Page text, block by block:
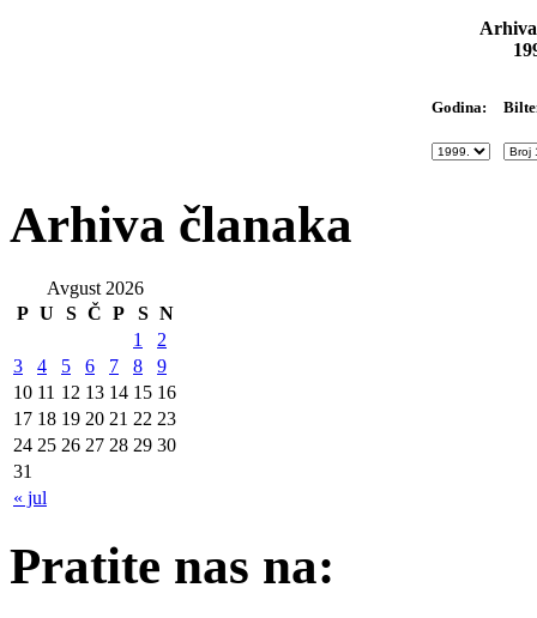
Godina:
Arhiva članaka
Avgust 2026
P U S Č P S N
« jul
1
2
3
4 5 6 7 8
9
10 11 12 13 14 15 16
17 18 19 20 21 22 23
24 25 26 27 28 29 30
31
Pratite nas na: